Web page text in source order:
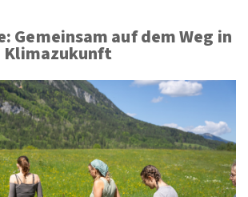
Gemeinsam auf dem Weg in
Klimazukunft